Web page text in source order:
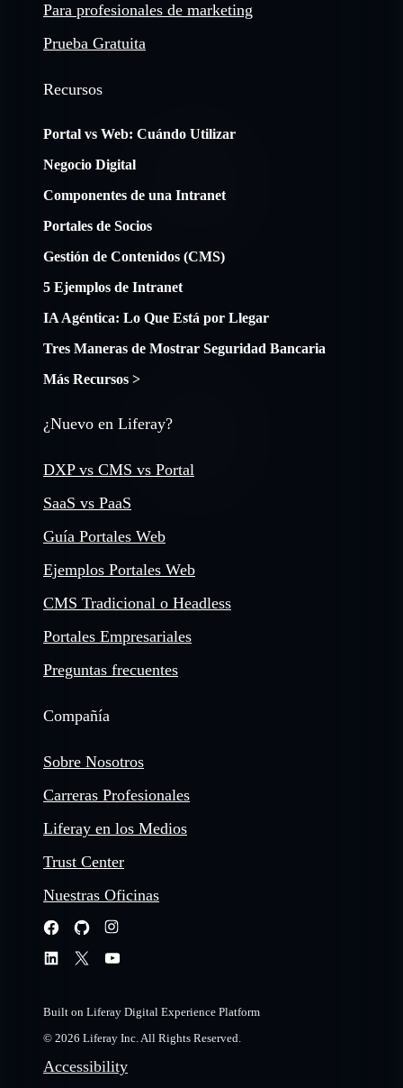
Para profesionales de marketing
Prueba Gratuita
Recursos
Portal vs Web: Cuándo Utilizar
Negocio Digital
Componentes de una Intranet
Portales de Socios
Gestión de Contenidos (CMS)
5 Ejemplos de Intranet
IA Agéntica: Lo Que Está por Llegar
Tres Maneras de Mostrar Seguridad Bancaria
Más Recursos >
¿Nuevo en Liferay?
DXP vs CMS vs Portal
SaaS vs PaaS
Guía Portales Web
Ejemplos Portales Web
CMS Tradicional o Headless
Portales Empresariales
Preguntas frecuentes
Compañía
Sobre Nosotros
Carreras Profesionales
Liferay en los Medios
Trust Center
Nuestras Oficinas
Built on Liferay Digital Experience Platform
© 2026 Liferay Inc. All Rights Reserved.
Accessibility